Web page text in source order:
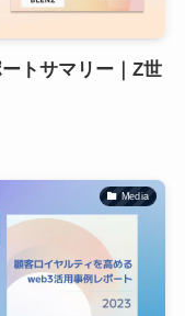
トサマリー｜Z世
Media